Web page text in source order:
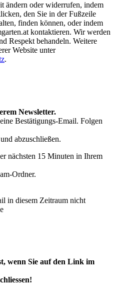
ändern oder widerrufen, indem
den Sie in der Fußzeile
finden können, oder indem
kontaktieren. Wir werden
Respekt behandeln. Weitere
Website unter
.
Newsletter.
Bestätigungs-Email. Folgen
abzuschließen.
nächsten 15 Minuten in Ihrem
Ordner.
in diesem Zeitraum nicht
wenn Sie auf den Link im